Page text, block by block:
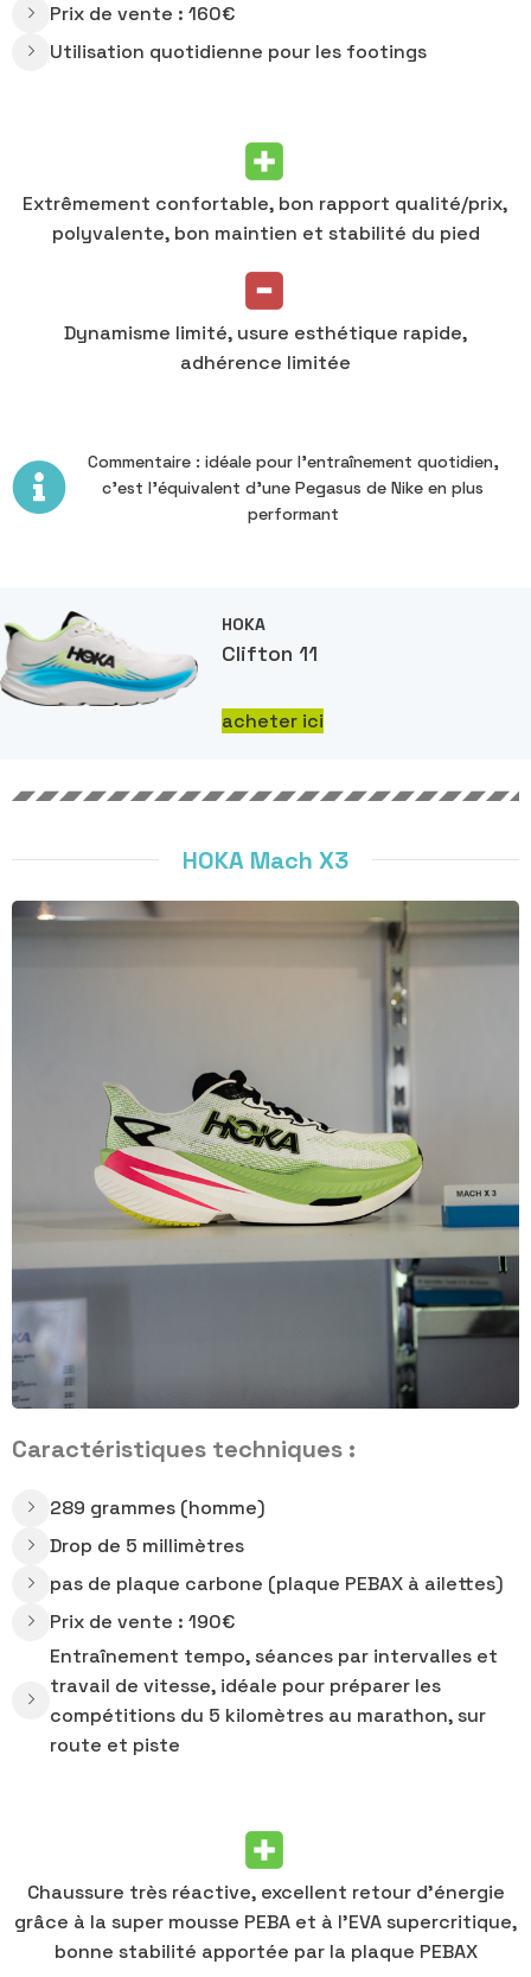
Prix de vente : 160€
Utilisation quotidienne pour les footings
Extrêmement confortable, bon rapport qualité/prix,
polyvalente, bon maintien et stabilité du pied
Dynamisme limité, usure esthétique rapide,
adhérence limitée
Commentaire : idéale pour l’entraînement quotidien,
c’est l’équivalent d’une Pegasus de Nike en plus
performant
HOKA
Clifton 11
acheter ici
HOKA Mach X3
Caractéristiques techniques :
289 grammes (homme)
Drop de 5 millimètres
pas de plaque carbone (plaque PEBAX à ailettes)
Prix de vente : 190€
Entraînement tempo, séances par intervalles et
travail de vitesse, idéale pour préparer les
compétitions du 5 kilomètres au marathon, sur
route et piste
Chaussure très réactive, excellent retour d’énergie
grâce à la super mousse PEBA et à l’EVA supercritique,
bonne stabilité apportée par la plaque PEBAX